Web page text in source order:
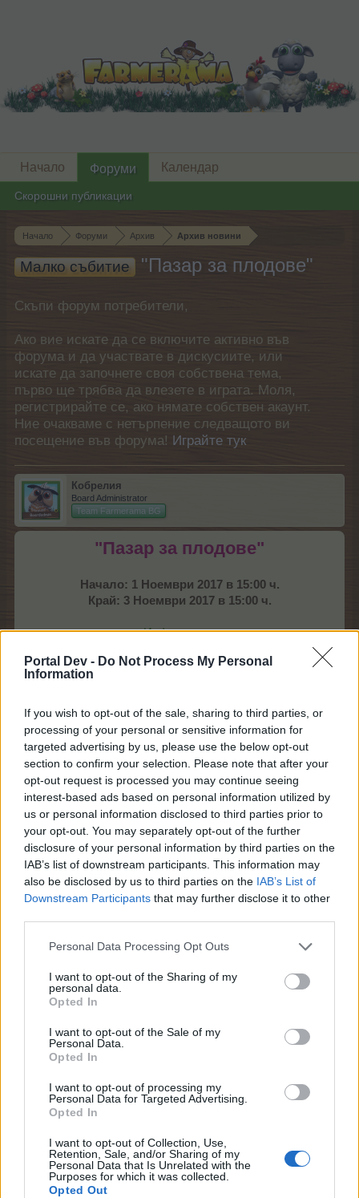
Portal Dev - Do Not Process My Personal
Information
If you wish to opt-out of the sale, sharing to third parties, or
processing of your personal or sensitive information for
targeted advertising by us, please use the below opt-out
section to confirm your selection. Please note that after your
opt-out request is processed you may continue seeing
interest-based ads based on personal information utilized by
us or personal information disclosed to third parties prior to
your opt-out. You may separately opt-out of the further
disclosure of your personal information by third parties on the
IAB’s list of downstream participants. This information may
also be disclosed by us to third parties on the IAB’s List of
Downstream Participants that may further disclose it to other
Personal Data Processing Opt Outs
I want to opt-out of the Sharing of my
personal data.
Opted In
I want to opt-out of the Sale of my
Personal Data.
Opted In
I want to opt-out of processing my
Personal Data for Targeted Advertising.
Opted In
I want to opt-out of Collection, Use,
Retention, Sale, and/or Sharing of my
Personal Data that Is Unrelated with the
Purposes for which it was collected.
Opted Out
Начало Форуми Архив Архив новини
Малко събитие "Пазар за плодове"
Скъпи форум потребители,
Ако вие искате да се включите активно във
форума и да участвате в дискусиите, или
искате да започнете своя собствена тема,
първо ще трябва да влезете в играта. Моля,
регистрирайте се, ако нямате собствен акаунт.
Ние очакваме с нетърпение следващото ви
посещение във форума! Играйте тук
Кобрелия
Board Administrator
Team Farmerama BG
"Пазар за плодове"
Начало: 1 Ноември 2017 в 15:00 ч.
Край: 3 Ноември 2017 в 15:00 ч.
Информация
Приятна игра!
Екипът на Фармерама​
Team Leader
Team Farmerama BG
Заради технически проблеми, началото на евента се
Ето и новото време за евента:
Начало: 1 Ноември 2017 в 16:00 ч.
Край: 3 Ноември 2017 в 16:00 ч.
Начало Форуми
Скорошни публикации
Календар